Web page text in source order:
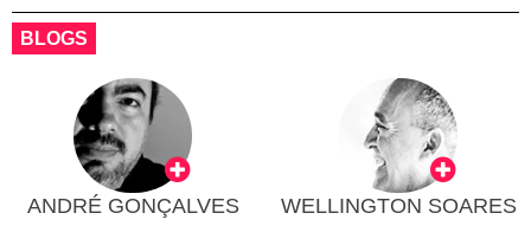
BLOGS
ANDRÉ GONÇALVES WELLINGTON SOARES